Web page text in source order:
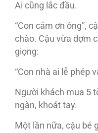
Ai cũng lắc đầu.
“Con cám ơn ông”,
chào. Cậu vừa dợm
giọng:
“Con nhà ai lễ phép
Người khách mua 5
ngàn, khoát tay.
Một lần nữa, cậu bé